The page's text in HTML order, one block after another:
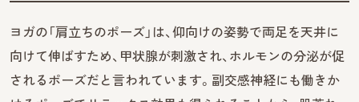
ヨガの「肩立ちのポーズ」は、仰向けの姿勢で両足を天井に
向けて伸ばすため、甲状腺が刺激され、ホルモンの分泌が促
されるポーズだと言われています。副交感神経にも働きか